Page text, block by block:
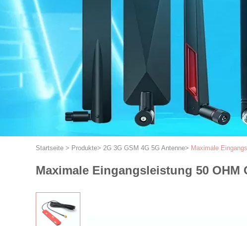
Startseite > Produkte> 2G 3G GSM 4G 5G Antenne> Maximale
Maximale Eingangsleistung 50